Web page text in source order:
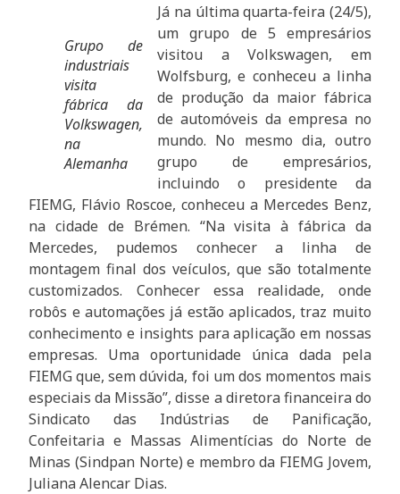
Grupo de
industriais
visita
fábrica da
Volkswagen,
na
Alemanha
Já na última quarta-feira (24/5),
um grupo de 5 empresários
visitou a Volkswagen, em
Wolfsburg, e conheceu a linha
de produção da maior fábrica
de automóveis da empresa no
mundo. No mesmo dia, outro
grupo de empresários,
incluindo o presidente da
FIEMG, Flávio Roscoe, conheceu a Mercedes Benz,
na cidade de Brémen. “Na visita à fábrica da
Mercedes, pudemos conhecer a linha de
montagem final dos veículos, que são totalmente
customizados. Conhecer essa realidade, onde
robôs e automações já estão aplicados, traz muito
conhecimento e insights para aplicação em nossas
empresas. Uma oportunidade única dada pela
FIEMG que, sem dúvida, foi um dos momentos mais
especiais da Missão”, disse a diretora financeira do
Sindicato das Indústrias de Panificação,
Confeitaria e Massas Alimentícias do Norte de
Minas (Sindpan Norte) e membro da FIEMG Jovem,
Juliana Alencar Dias.